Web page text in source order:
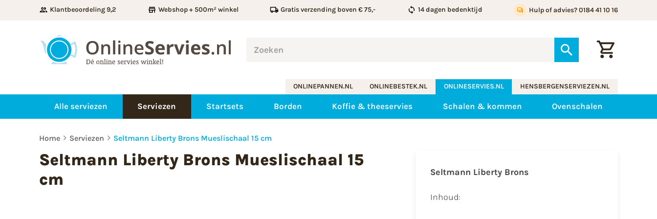
Klantbeoordeling 9,2 Webshop + 500m² winkel Gratis verzending boven € 75,- 14 dagen bedenktijd Hulp of advies? 0184 41 10 16
ONLINEPANNEN.NL ONLINEBESTEK.NL ONLINESERVIES.NL HENSBERGENSERVIEZEN.NL
Alle serviezen Serviezen Startsets Borden Koffie & theeservies Schalen & kommen Ovenschalen
Home Serviezen Seltmann Liberty Brons Mueslischaal 15 cm
Seltmann Liberty Brons Mueslischaal 15
cm
Seltmann Liberty Brons
Inhoud: